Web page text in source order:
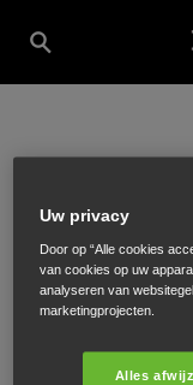
OMTZIGT
Industriekade 20,
Uw privacy
Door op “Alle cookies
van cookies op uw
analyseren van
marketingprojecten.
Alles